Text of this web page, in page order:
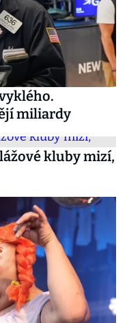
miliardy
kluby mizí,